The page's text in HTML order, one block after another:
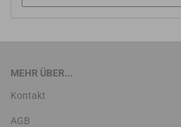
MEHR ÜBER...
Kontakt
AGB